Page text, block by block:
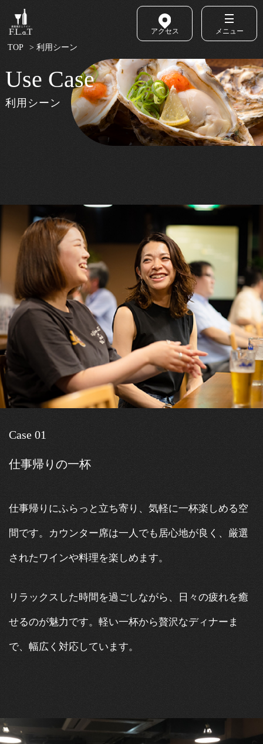
アクセス メニュー
TOP > 利用シーン
Use Case
利用シーン
Case 01
仕事帰りの一杯
仕事帰りにふらっと立ち寄り、気軽に一杯楽しめる空
間です。カウンター席は一人でも居心地が良く、厳選
されたワインや料理を楽しめます。
​​​​​​​リラックスした時間を過ごしながら、日々の疲れを癒
せるのが魅力です。軽い一杯から贅沢なディナーま
で、幅広く対応しています。